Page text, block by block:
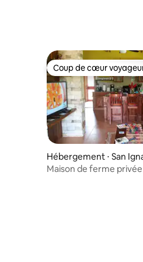
Coup de cœur
Coup de cœur
Hébergement ⋅ San
Maison de ferme